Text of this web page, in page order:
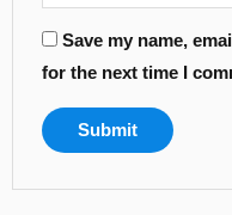
Save my name,
for the next time I